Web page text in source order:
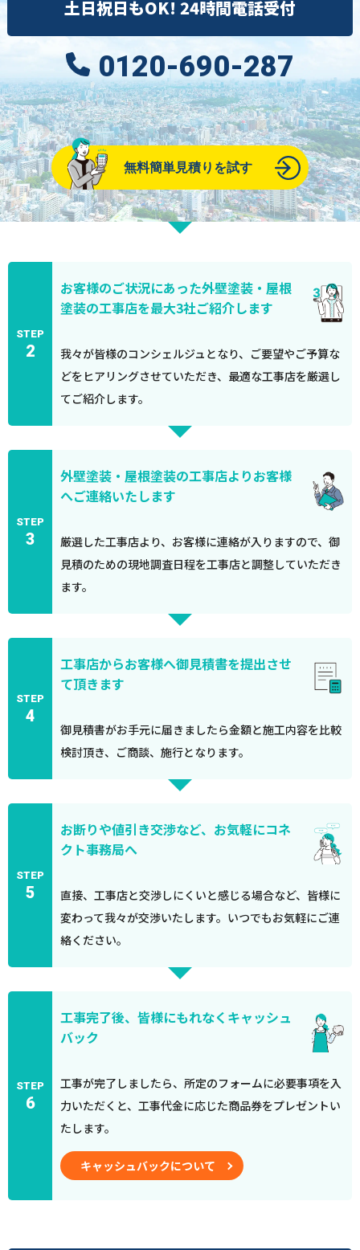
土日祝日もOK! 24時間電話受付
0120-690-287
無料簡単見積りを試す
STEP
2
お客様のご状況にあった外壁塗装・屋根
塗装の工事店を最大3社ご紹介します
我々が皆様のコンシェルジュとなり、ご要望やご予算な
どをヒアリングさせていただき、最適な工事店を厳選し
てご紹介します。
STEP
3
外壁塗装・屋根塗装の工事店よりお客様
へご連絡いたします
厳選した工事店より、お客様に連絡が入りますので、御
見積のための現地調査日程を工事店と調整していただき
ます。
STEP
4
工事店からお客様へ御見積書を提出させ
て頂きます
御見積書がお手元に届きましたら金額と施工内容を比較
検討頂き、ご商談、施行となります。
STEP
5
お断りや値引き交渉など、お気軽にコネ
クト事務局へ
直接、工事店と交渉しにくいと感じる場合など、皆様に
変わって我々が交渉いたします。いつでもお気軽にご連
絡ください。
STEP
6
工事完了後、皆様にもれなくキャッシュ
バック
工事が完了しましたら、所定のフォームに必要事項を入
力いただくと、工事代金に応じた商品券をプレゼントい
たします。
キャッシュバックについて